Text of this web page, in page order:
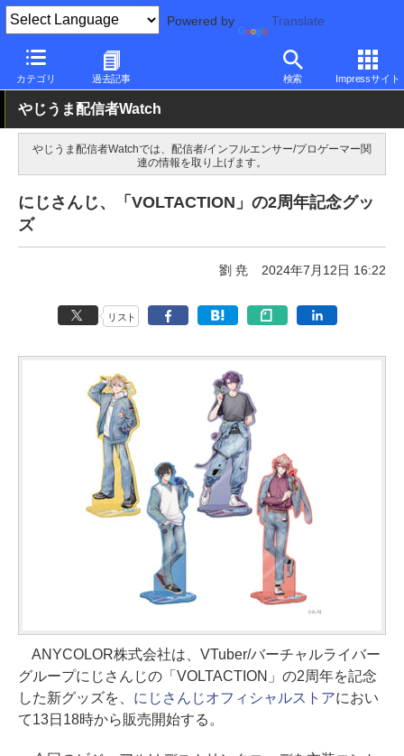
Powered by Translate
カテゴリ 過去記事 検索 Impressサイト
PC Watch 市場 サービス
やじうま配信者Watch
やじうま配信者Watchでは、配信者/インフルエンサー/プロゲーマー関
連の情報を取り上げます。
にじさんじ、「VOLTACTION」の2周年記念グッ
ズ
劉 尭 2024年7月12日 16:22
リスト
ANYCOLOR株式会社は、VTuber/バーチャルライバー
グループにじさんじの「VOLTACTION」の2周年を記念
した新グッズを、 にじさんじオフィシャルストアにおい
て13日18時から販売開始する。